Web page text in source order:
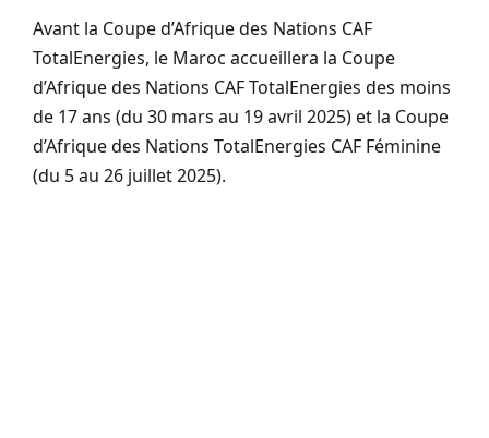
Avant la Coupe d’Afrique des Nations CAF
TotalEnergies, le Maroc accueillera la Coupe
d’Afrique des Nations CAF TotalEnergies des moins
de 17 ans (du 30 mars au 19 avril 2025) et la Coupe
d’Afrique des Nations TotalEnergies CAF Féminine
(du 5 au 26 juillet 2025).